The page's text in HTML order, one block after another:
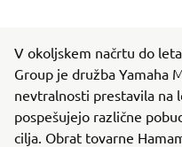
V okoljskem načrtu do
Group je družba Yamaha
nevtralnosti prestavila na
pospešujejo različne
cilja. Obrat tovarne